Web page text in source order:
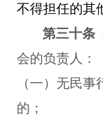
不得担任的其
第三十条
会的负责人：
（一）无民
的；